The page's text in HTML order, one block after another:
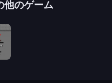
他のゲーム